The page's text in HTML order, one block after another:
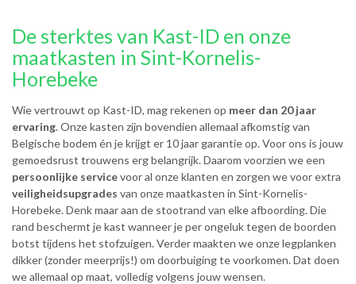
De sterktes van Kast-ID en onze
maatkasten in Sint-Kornelis-
Horebeke
Wie vertrouwt op Kast-ID, mag rekenen op meer dan 20 jaar
ervaring. Onze kasten zijn bovendien allemaal afkomstig van
Belgische bodem én je krijgt er 10 jaar garantie op. Voor ons is jouw
gemoedsrust trouwens erg belangrijk. Daarom voorzien we een
persoonlijke servicevoor al onze klanten en zorgen we voor extra
veiligheidsupgrades van onze maatkasten in Sint-Kornelis-
Horebeke. Denk maar aan de stootrand van elke afboording. Die
rand beschermt je kast wanneer je per ongeluk tegen de boorden
botst tijdens het stofzuigen. Verder maakten we onze legplanken
dikker (zonder meerprijs!) om doorbuiging te voorkomen. Dat doen
we allemaal op maat, volledig volgens jouw wensen.